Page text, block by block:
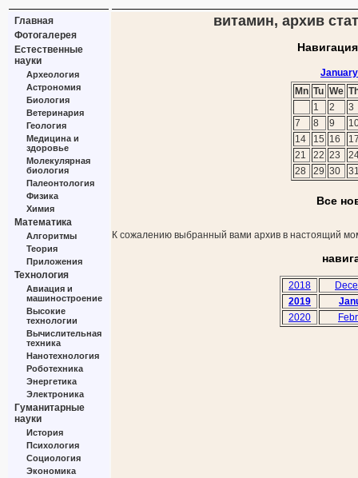
Главная
Фотогалерея
Естественные
науки
Археология
Астрономия
Биология
Ветеринария
Геология
Медицина и
здоровье
Молекулярная
биология
Палеонтология
Физика
Химия
Математика
Алгоритмы
Теория
Приложения
Технология
Авиация и
машиностроение
Высокие
технологии
Вычислительная
техника
Нанотехнология
Роботехника
Энергетика
Электроника
Гуманитарные
науки
История
Психология
Социология
Экономика
витамин, архив
Mn Tu We
1
2
3
7
8 9
14
15 16
21
22 23
28
29 30
Все
К сожалению выбранный вами архив в настоящий
2018
2019
2020